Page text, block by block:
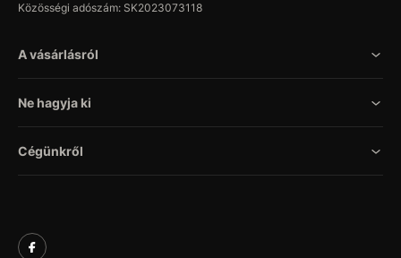
Közösségi adószám: SK2023073118
A vásárlásról
Ne hagyja ki
Cégünkről